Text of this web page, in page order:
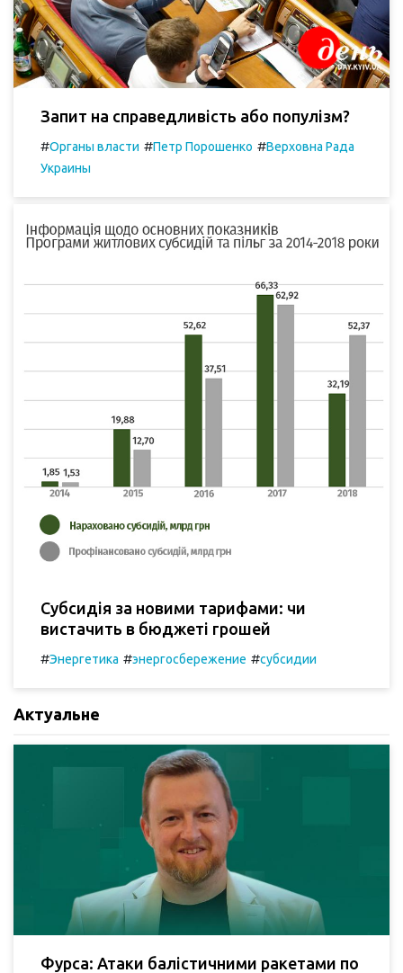
Запит на справедливість або популізм?
#Органы власти #Петр Порошенко #Верховна Рада
Украины
Субсидія за новими тарифами: чи
вистачить в бюджеті грошей
#Энергетика #энергосбережение #субсидии
Актуальне
Фурса: Атаки балістичними ракетами по